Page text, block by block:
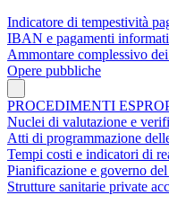
Indicatore di tempestività
IBAN e pagamenti
Ammontare complessivo
Opere pubbliche
PROCEDIMENTI
Nuclei di valutazione e
Atti di programmazione
Tempi costi e indicatori di
Pianificazione e governo
Strutture sanitarie private